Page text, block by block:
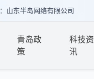
山东半岛网络有限公司
青岛政
策
科技资
讯